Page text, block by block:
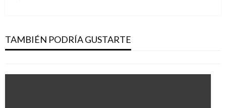
TAMBIÉN PODRÍA GUSTARTE
seguridad de los usuarios
Mary Gomez viernes enero 30, 2015